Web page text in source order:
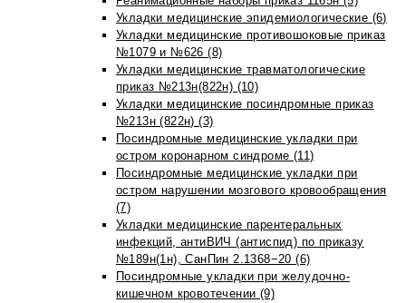
Укладки медицинские эпидемиологические (6)
Укладки медицинские противошоковые приказ
№1079 и №626 (8)
Укладки медицинские травматологические
приказ №213н(822н) (10)
Укладки медицинские посиндромные приказ
№213н (822н) (3)
Посиндромные медицинские укладки при
остром коронарном синдроме (11)
Посиндромные медицинские укладки при
остром нарушении мозгового кровообращения
(7)
Укладки медицинские парентеральных
инфекций, антиВИЧ (антиспид) по приказу
№189н(1н), СанПин 2.1368−20 (6)
Посиндромные укладки при желудочно-
кишечном кровотечении (9)